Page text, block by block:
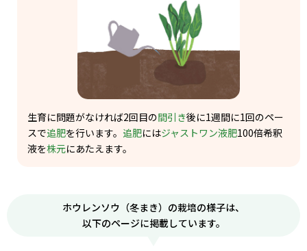
生育に問題がなければ2回目の間引き後に1週間に1回のペー
スで追肥を行います。 追肥にはジャストワン液肥100倍希釈
液を株元にあたえます。
ホウレンソウ（冬まき）の栽培の様子は、
以下のページに掲載しています。